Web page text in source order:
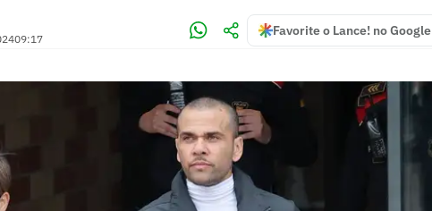
09:17
Favorite o Lance! no Google